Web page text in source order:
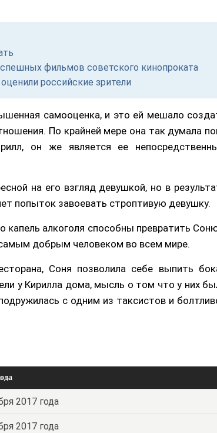
фильмов советского кинопроката
российские зрители
самооценка, и это ей мешало
По крайней мере она так думала
он же является ее
на его взгляд девушкой, но в
попыток завоевать строптивую девушку.
капель алкоголя способны превратить
добрым человеком во всем мире.
Соня позволила себе выпить
у Кирилла дома, мысль о том что у них
с одним из таксистов и
2017 года
2017 года